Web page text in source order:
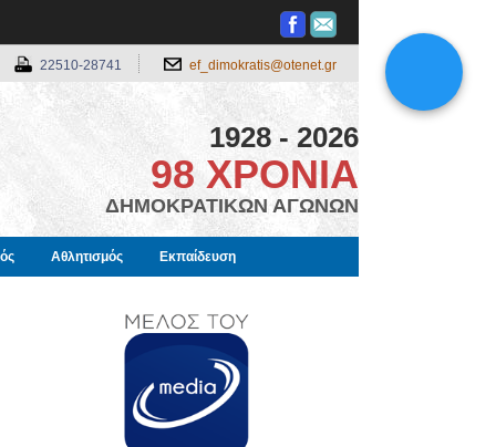
22510-28741 ef_dimokratis@otenet.gr
1928 - 2026
98 ΧΡΟΝΙΑ
ΔΗΜΟΚΡΑΤΙΚΩΝ ΑΓΩΝΩΝ
Αθλητισμός Εκπαίδευση